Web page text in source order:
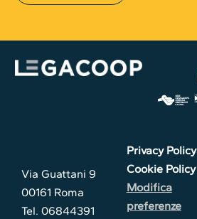
Via Guattani 9
00161 Roma
Tel. 06844391
Privacy Policy
Cookie Policy
Modifica
preferenze